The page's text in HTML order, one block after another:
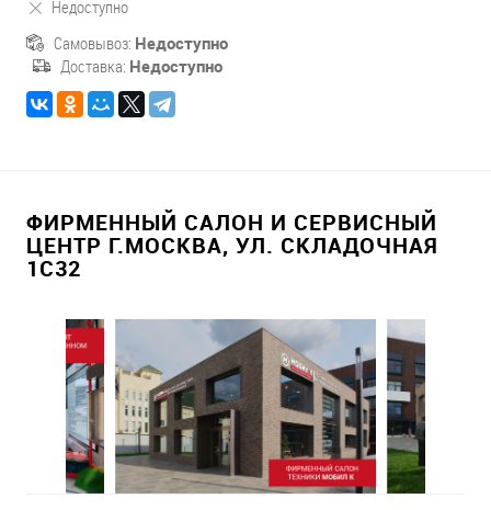
Недоступно
Самовывоз: Недоступно
Доставка: Недоступно
ФИРМЕННЫЙ САЛОН И СЕРВИСНЫЙ
ЦЕНТР Г.МОСКВА, УЛ. СКЛАДОЧНАЯ
1С32